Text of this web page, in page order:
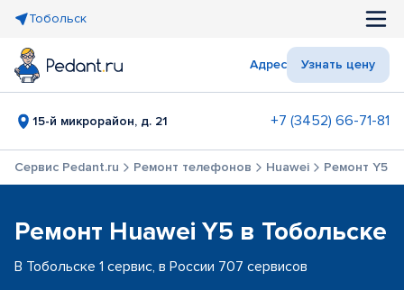
Тобольск
Адрес Узнать цену
15-й микрорайон, д. 21 +7 (3452) 66-71-81
Сервис Pedant.ru Ремонт телефонов Huawei Ремонт Y5
Ремонт Huawei Y5 в Тобольске
В Тобольске 1 сервис, в России 707 сервисов